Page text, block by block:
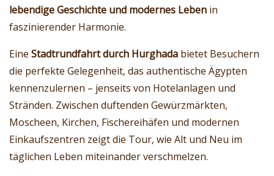
lebendige Geschichte und modernes Leben in
faszinierender Harmonie.
Eine Stadtrundfahrt durch Hurghada bietet Besuchern
die perfekte Gelegenheit, das authentische Ägypten
kennenzulernen – jenseits von Hotelanlagen und
Stränden. Zwischen duftenden Gewürzmärkten,
Moscheen, Kirchen, Fischereihäfen und modernen
Einkaufszentren zeigt die Tour, wie Alt und Neu im
täglichen Leben miteinander verschmelzen.